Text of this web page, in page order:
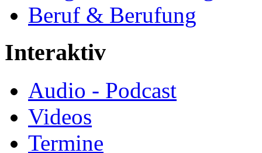
Beruf & Berufung
Interaktiv
Audio - Podcast
Videos
Termine